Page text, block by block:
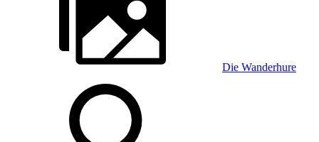
Die Wanderhure